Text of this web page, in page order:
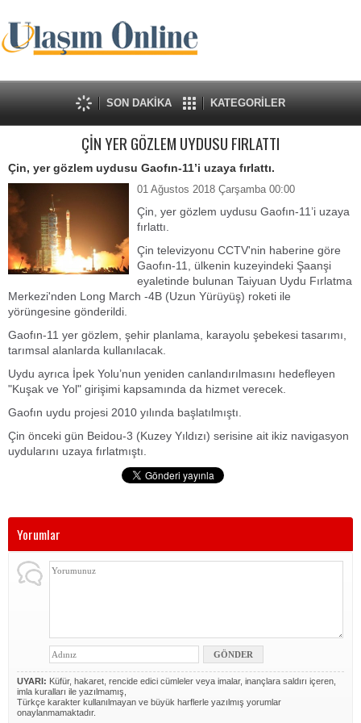
SON DAKİKA KATEGORİLER
ÇİN YER GÖZLEM UYDUSU FIRLATTI
Çin, yer gözlem uydusu Gaofın-11’i uzaya fırlattı.
01 Ağustos 2018 Çarşamba 00:00
Çin, yer gözlem uydusu Gaofın-11’i uzaya
fırlattı.
Çin televizyonu CCTV'nin haberine göre
Gaofın-11, ülkenin kuzeyindeki Şaanşi
eyaletinde bulunan Taiyuan Uydu Fırlatma
Merkezi'nden Long March -4B (Uzun Yürüyüş) roketi ile
yörüngesine gönderildi.
Gaofın-11 yer gözlem, şehir planlama, karayolu şebekesi tasarımı,
tarımsal alanlarda kullanılacak.
Uydu ayrıca İpek Yolu’nun yeniden canlandırılmasını hedefleyen
"Kuşak ve Yol" girişimi kapsamında da hizmet verecek.
Gaofın uydu projesi 2010 yılında başlatılmıştı.
Çin önceki gün Beidou-3 (Kuzey Yıldızı) serisine ait ikiz navigasyon
uydularını uzaya fırlatmıştı.
Yorumlar
UYARI: Küfür, hakaret, rencide edici cümleler veya imalar, inançlara saldırı içeren,
imla kuralları ile yazılmamış,
Türkçe karakter kullanılmayan ve büyük harflerle yazılmış yorumlar
onaylanmamaktadır.